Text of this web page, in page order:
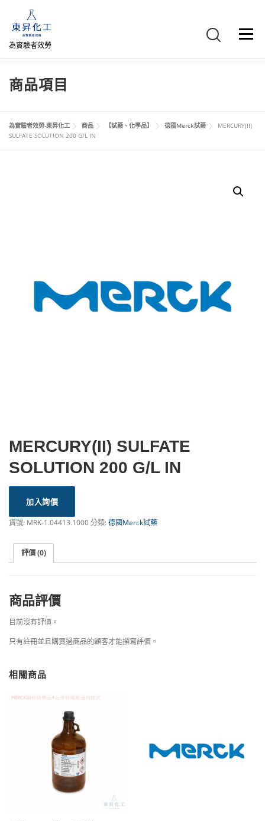
為實驗者效勞
選單
首頁 關於我們
網路商店 直購專區 詢價車、購物車/會員
商品項目
為實驗者效勞-東昇化工 商品 【試藥、化學品】 德國Merck試藥
MERCURY(II)
SULFATE SOLUTION 200 G/L IN
MERCURY(II) SULFATE
SOLUTION 200 G/L IN
加入詢價
貨號: MRK-1.04413.1000分類:德國Merck試藥
評價 (0)
商品評價
目前沒有評價。
只有註冊並且購買過商品的顧客才能撰寫評價。
相關商品